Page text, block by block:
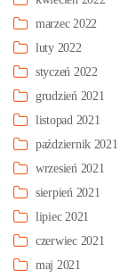
marzec 2022
luty 2022
styczeń 2022
grudzień 2021
listopad 2021
październik 2021
wrzesień 2021
sierpień 2021
lipiec 2021
czerwiec 2021
maj 2021